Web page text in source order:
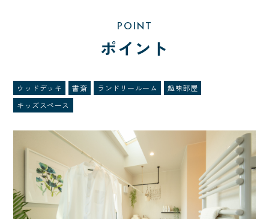
POINT
ポイント
ウッドデッキ 書斎 ランドリールーム
趣味部屋
キッズスペース